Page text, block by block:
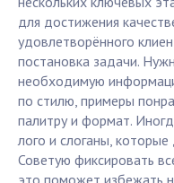
для достижения
удовлетворённого
постановка задачи.
необходимую
по стилю, примеры
палитру и формат.
лого и слоганы,
Советую фиксировать